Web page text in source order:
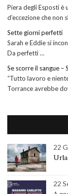
Piera degli Esposti è
d’eccezione che non
Sette giorni perfetti
Sarah e Eddie si
Da perfetti …
Se scorre il sangue –
“Tutto lavoro e
Torrance avrebbe
22
22